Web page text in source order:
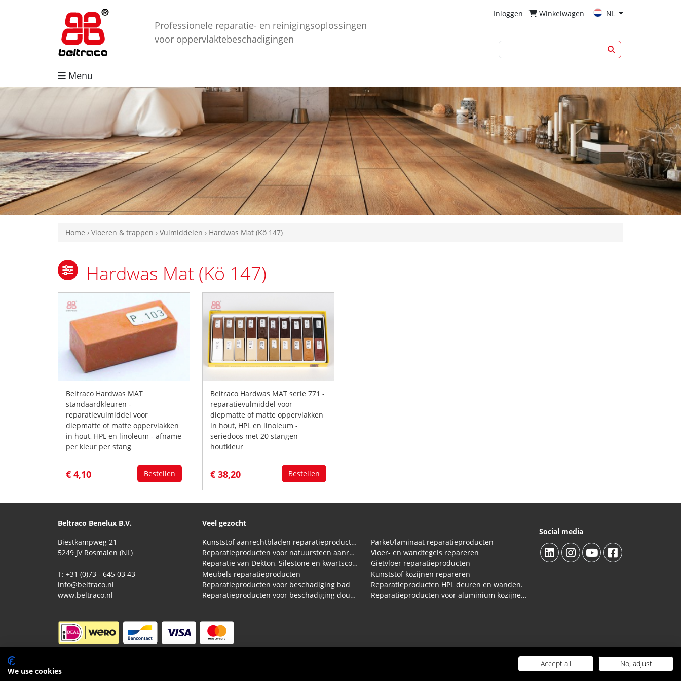
Professionele reparatie- en reinigingsoplossingen
voor oppervlaktebeschadigingen
Inloggen Winkelwagen NL
Menu
Home › Vloeren & trappen › Vulmiddelen › Hardwas Mat (Kö 147)
Hardwas Mat (Kö 147)
Beltraco Hardwas MAT
standaardkleuren -
reparatievulmiddel voor
diepmatte of matte oppervlakken
in hout, HPL en linoleum - afname
per kleur per stang
€ 4,10 Bestellen
Beltraco Hardwas MAT serie 771 -
reparatievulmiddel voor
diepmatte of matte oppervlakken
in hout, HPL en linoleum -
seriedoos met 20 stangen
houtkleur
€ 38,20 Bestellen
Beltraco Benelux B.V.
Biestkampweg 21
5249 JV Rosmalen (NL)
T: +31 (0)73 - 645 03 43
info@beltraco.nl
www.beltraco.nl
Veel gezocht
Kunststof aanrechtbladen reparatieproducten (HPL en Volkern)
Reparatieproducten voor natuursteen aanrechtblad
Reparatie van Dekton, Silestone en kwartscomposiet aanrechtbladen
Meubels reparatieproducten
Reparatieproducten voor beschadiging bad
Reparatieproducten voor beschadiging douchebak
Parket/laminaat reparatieproducten
Vloer- en wandtegels repareren
Gietvloer reparatieproducten
Kunststof kozijnen repareren
Reparatieproducten HPL deuren en wanden.
Reparatieproducten voor aluminium kozijnen, profielen
Social media
© 2026 Beltraco Benelux B.V. |
We use cookies
Accept all No, adjust